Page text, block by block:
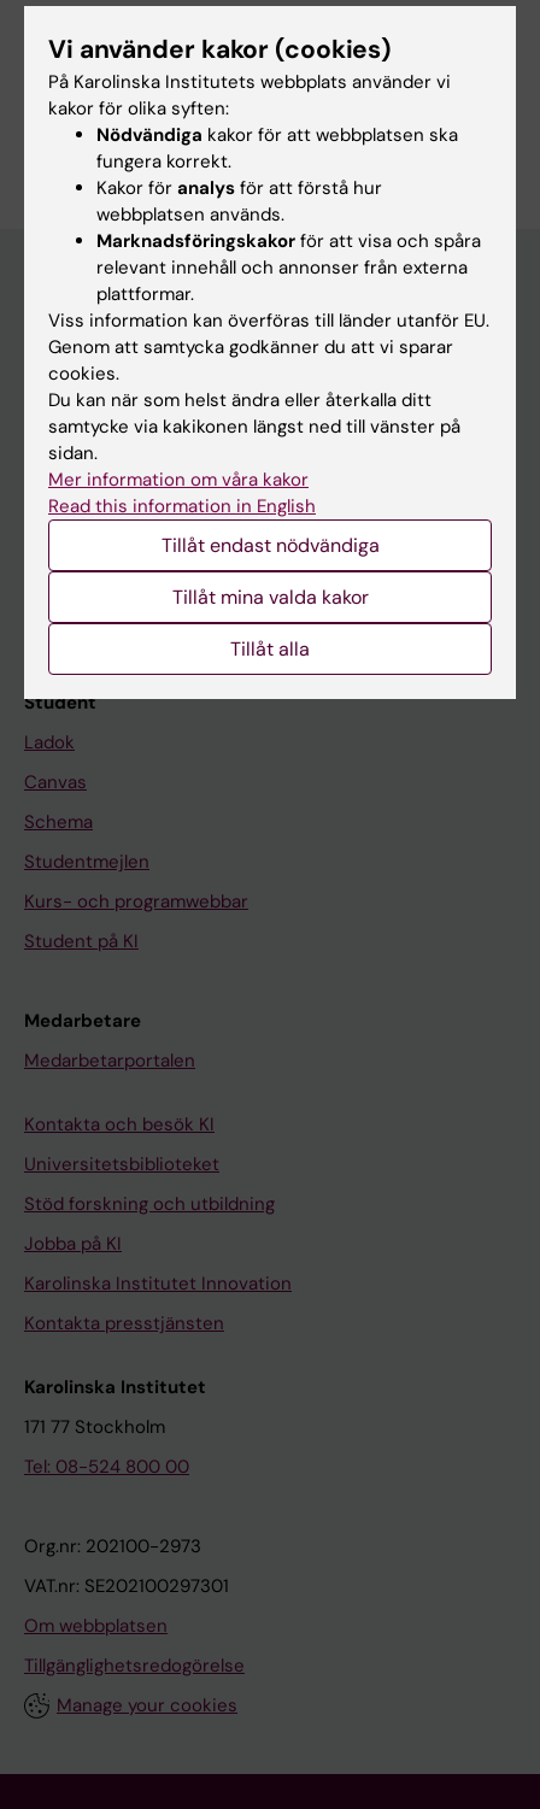
Forskningsområden:
Kardiologi och kardiovaskulära sjukdomar
Är du Irene Santos Pardo?
Redigera din profil
Huvudmeny
Utbildning
Forskarutbildning
Forskning
Om KI
Student
Ladok
Canvas
Schema
Studentmejlen
Kurs- och programwebbar
Student på KI
Medarbetare
Medarbetarportalen
Kontakta och besök KI
Universitetsbiblioteket
Stöd forskning och utbildning
Jobba på KI
Karolinska Institutet Innovation
Kontakta presstjänsten
Karolinska Institutet
171 77 Stockholm
Tel: 08-524 800 00
Org.nr: 202100-2973
VAT.nr: SE202100297301
Om webbplatsen
Tillgänglighetsredogörelse
Manage your cookies
Vi använder kakor (cookies)
På Karolinska Institutets webbplats använder vi
kakor för olika syften:
Nödvändiga kakor för att webbplatsen ska
fungera korrekt.
Kakor för analys för att förstå hur
webbplatsen används.
Marknadsföringskakor för att visa och spåra
relevant innehåll och annonser från externa
plattformar.
Viss information kan överföras till länder utanför EU.
Genom att samtycka godkänner du att vi sparar
cookies.
Du kan när som helst ändra eller återkalla ditt
samtycke via kakikonen längst ned till vänster på
sidan.
Mer information om våra kakor
Read this information in English
Tillåt endast nödvändiga
Tillåt mina valda kakor
Tillåt alla